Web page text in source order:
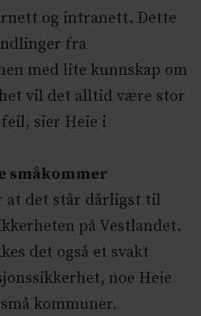
og intranett. Dette
fra
med lite kunnskap om
vil det alltid være stor
sier Heie i
småkommer
at det står dårligst til
på Vestlandet.
det også et svakt
noe Heie
kommuner.